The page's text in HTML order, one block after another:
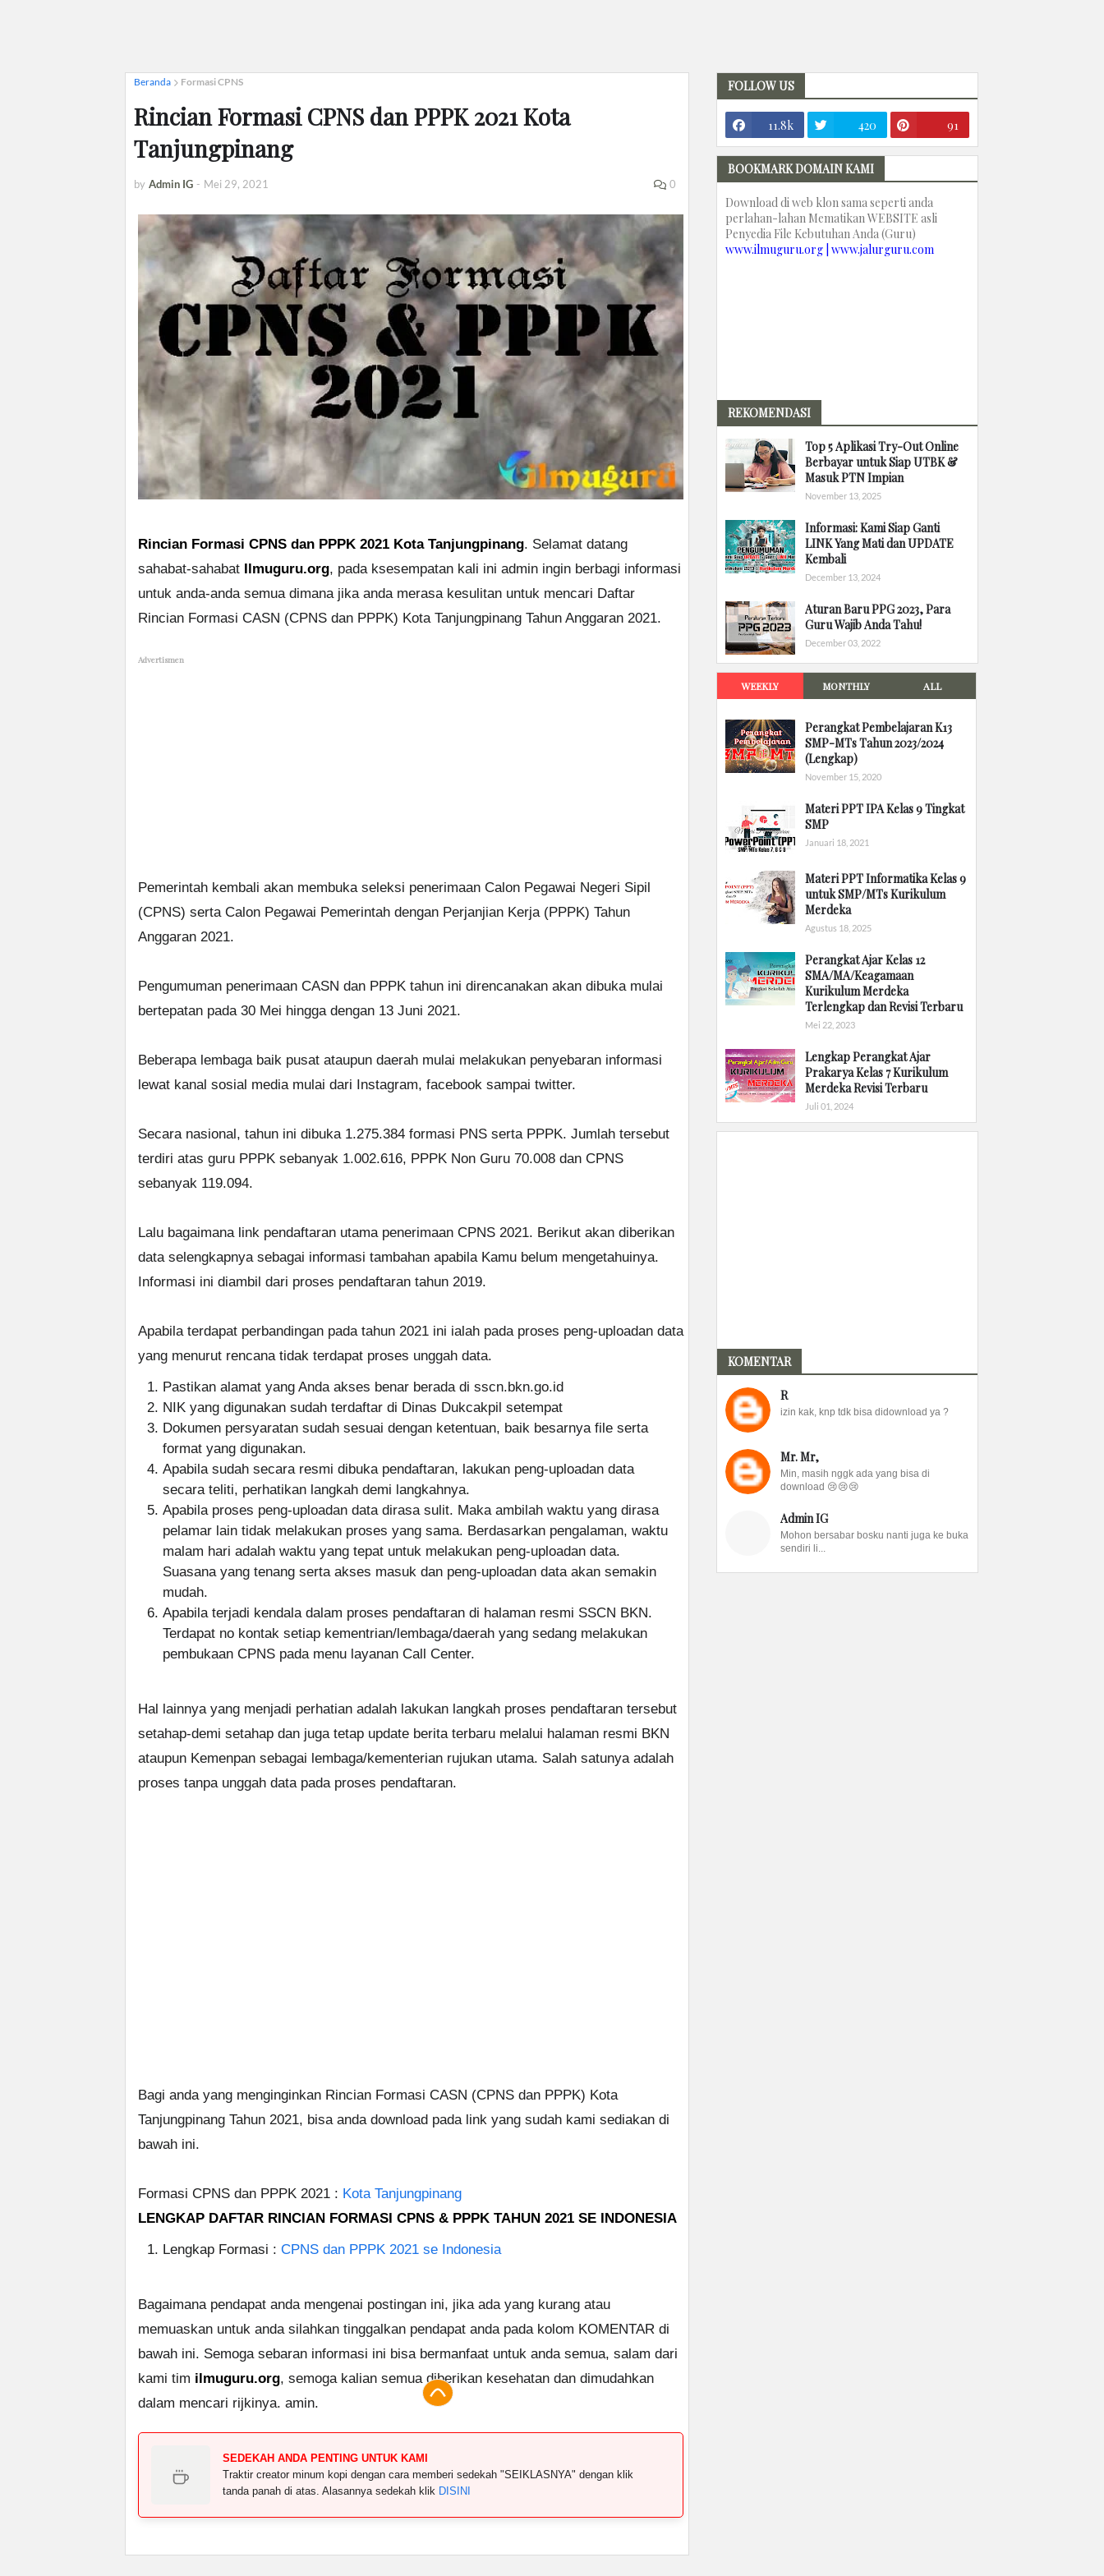
Beranda Formasi CPNS
Rincian Formasi CPNS dan PPPK 2021 Kota
Tanjungpinang
by Admin IG - Mei 29, 2021 0
Rincian Formasi CPNS dan PPPK 2021 Kota Tanjungpinang. Selamat datang
sahabat-sahabat Ilmuguru.org, pada ksesempatan kali ini admin ingin berbagi informasi
untuk anda-anda semua dimana jika anda merasa kesulitan untuk mencari Daftar
Rincian Formasi CASN (CPNS dan PPPK) Kota Tanjungpinang Tahun Anggaran 2021.
Advertismen
Pemerintah kembali akan membuka seleksi penerimaan Calon Pegawai Negeri Sipil
(CPNS) serta Calon Pegawai Pemerintah dengan Perjanjian Kerja (PPPK) Tahun
Anggaran 2021.
Pengumuman penerimaan CASN dan PPPK tahun ini direncanakan akan dibuka mulai
bertepatan pada 30 Mei hingga dengan 13 Juni 2021.
Beberapa lembaga baik pusat ataupun daerah mulai melakukan penyebaran informasi
lewat kanal sosial media mulai dari Instagram, facebook sampai twitter.
Secara nasional, tahun ini dibuka 1.275.384 formasi PNS serta PPPK. Jumlah tersebut
terdiri atas guru PPPK sebanyak 1.002.616, PPPK Non Guru 70.008 dan CPNS
sebanyak 119.094.
Lalu bagaimana link pendaftaran utama penerimaan CPNS 2021. Berikut akan diberikan
data selengkapnya sebagai informasi tambahan apabila Kamu belum mengetahuinya.
Informasi ini diambil dari proses pendaftaran tahun 2019.
Apabila terdapat perbandingan pada tahun 2021 ini ialah pada proses peng-uploadan data
yang menurut rencana tidak terdapat proses unggah data.
Pastikan alamat yang Anda akses benar berada di sscn.bkn.go.id
NIK yang digunakan sudah terdaftar di Dinas Dukcakpil setempat
Dokumen persyaratan sudah sesuai dengan ketentuan, baik besarnya file serta
format yang digunakan.
Apabila sudah secara resmi dibuka pendaftaran, lakukan peng-uploadan data
secara teliti, perhatikan langkah demi langkahnya.
Apabila proses peng-uploadan data dirasa sulit. Maka ambilah waktu yang dirasa
pelamar lain tidak melakukan proses yang sama. Berdasarkan pengalaman, waktu
malam hari adalah waktu yang tepat untuk melakukan peng-uploadan data.
Suasana yang tenang serta akses masuk dan peng-uploadan data akan semakin
mudah.
Apabila terjadi kendala dalam proses pendaftaran di halaman resmi SSCN BKN.
Terdapat no kontak setiap kementrian/lembaga/daerah yang sedang melakukan
pembukaan CPNS pada menu layanan Call Center.
Hal lainnya yang menjadi perhatian adalah lakukan langkah proses pendaftaran tersebut
setahap-demi setahap dan juga tetap update berita terbaru melalui halaman resmi BKN
ataupun Kemenpan sebagai lembaga/kementerian rujukan utama. Salah satunya adalah
proses tanpa unggah data pada proses pendaftaran.
Bagi anda yang menginginkan Rincian Formasi CASN (CPNS dan PPPK) Kota
Tanjungpinang Tahun 2021, bisa anda download pada link yang sudah kami sediakan di
bawah ini.
Formasi CPNS dan PPPK 2021 : Kota Tanjungpinang
LENGKAP DAFTAR RINCIAN FORMASI CPNS & PPPK TAHUN 2021 SE INDONESIA
Lengkap Formasi : CPNS dan PPPK 2021 se Indonesia
Bagaimana pendapat anda mengenai postingan ini, jika ada yang kurang atau
memuaskan untuk anda silahkan tinggalkan pendapat anda pada kolom KOMENTAR di
bawah ini. Semoga sebaran informasi ini bisa bermanfaat untuk anda semua, salam dari
kami tim ilmuguru.org, semoga kalian semua diberikan kesehatan dan dimudahkan
dalam mencari rijkinya. amin.
SEDEKAH ANDA PENTING UNTUK KAMI
Traktir creator minum kopi dengan cara memberi sedekah "SEIKLASNYA" dengan klik
tanda panah di atas. Alasannya sedekah klik DISINI
FOLLOW US
11.8k 420 91
BOOKMARK DOMAIN KAMI
Download di web klon sama seperti anda
perlahan-lahan Mematikan WEBSITE asli
Penyedia File Kebutuhan Anda (Guru)
www.ilmuguru.org | www.jalurguru.com
REKOMENDASI
Top 5 Aplikasi Try-Out Online
Berbayar untuk Siap UTBK &
Masuk PTN Impian
November 13, 2025
Informasi: Kami Siap Ganti
LINK Yang Mati dan UPDATE
Kembali
December 13, 2024
Aturan Baru PPG 2023, Para
Guru Wajib Anda Tahu!
December 03, 2022
WEEKLY MONTHLY ALL
Perangkat Pembelajaran K13
SMP-MTs Tahun 2023/2024
(Lengkap)
November 15, 2020
Materi PPT IPA Kelas 9 Tingkat
SMP
Januari 18, 2021
Materi PPT Informatika Kelas 9
untuk SMP/MTs Kurikulum
Merdeka
Agustus 18, 2025
Perangkat Ajar Kelas 12
SMA/MA/Keagamaan
Kurikulum Merdeka
Terlengkap dan Revisi Terbaru
Mei 22, 2023
Lengkap Perangkat Ajar
Prakarya Kelas 7 Kurikulum
Merdeka Revisi Terbaru
Juli 01, 2024
KOMENTAR
R
izin kak, knp tdk bisa didownload ya ?
Mr. Mr,
Min, masih nggk ada yang bisa di
download 😢😢😢
Admin IG
Mohon bersabar bosku nanti juga ke buka
sendiri li...